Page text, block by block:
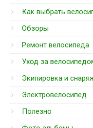
Как выбрать
Обзоры
Ремонт велосипеда
Уход за
Экипировка и
Электровелосипед
Полезно